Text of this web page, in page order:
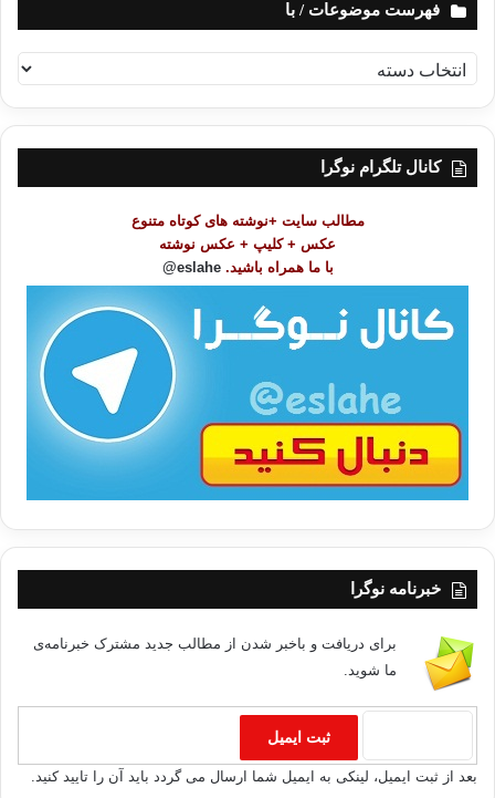
فهرست موضوعات / با
ه
ر
کانال تلگرام نوگرا
مطالب سایت +نوشته های کوتاه متنوع
عکس + کلیپ + عکس نوشته
با ما همراه باشید. eslahe@
خبرنامه نوگرا
برای دریافت و باخبر شدن از مطالب جدید مشترک خبرنامه‌ی
ما شوید.
بعد از ثبت ایمیل، لینکی به ایمیل شما ارسال می گردد باید آن را تایید کنید.